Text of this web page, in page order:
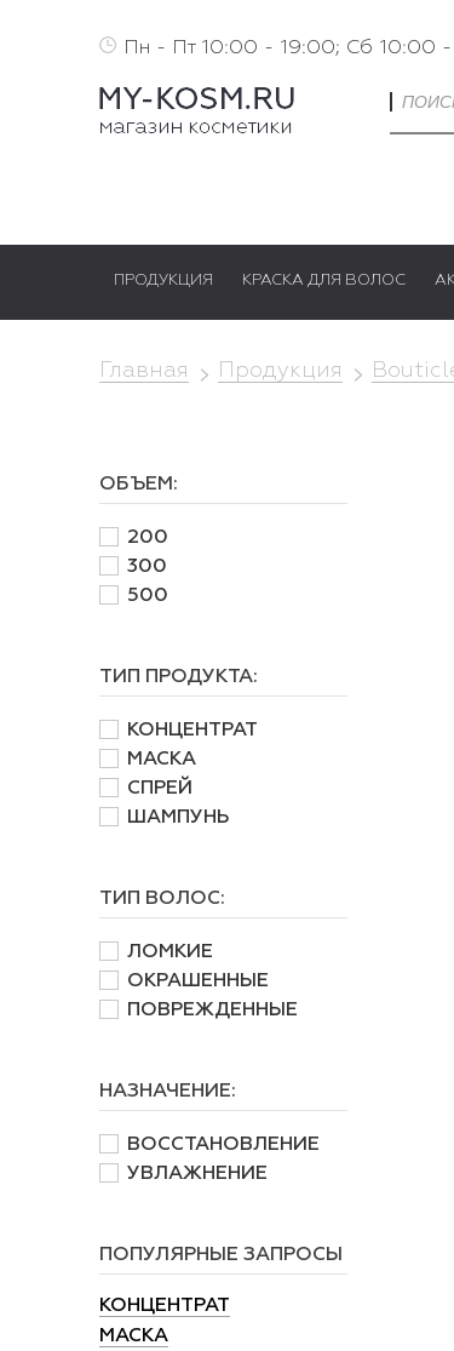
Пн - Пт 10:00 - 19:00; Сб 10:00
ПРОДУКЦИЯ КРАСКА ДЛЯ ВОЛОС
Главная Продукция
ОБЪЕМ:
200
300
500
ТИП ПРОДУКТА:
КОНЦЕНТРАТ
МАСКА
СПРЕЙ
ШАМПУНЬ
ТИП ВОЛОС:
ЛОМКИЕ
ОКРАШЕННЫЕ
ПОВРЕЖДЕННЫЕ
НАЗНАЧЕНИЕ:
ВОССТАНОВЛЕНИЕ
УВЛАЖНЕНИЕ
ПОПУЛЯРНЫЕ ЗАПРОСЫ
КОНЦЕНТРАТ
МАСКА